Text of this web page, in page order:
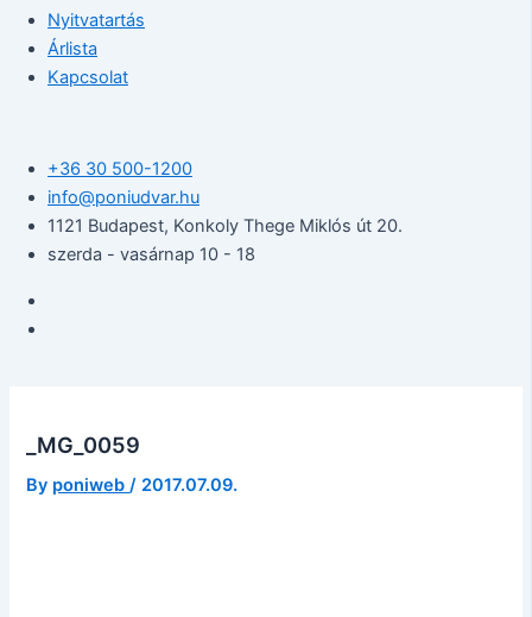
Nyitvatartás
Árlista
Kapcsolat
+36 30 500-1200​
info@poniudvar.hu
1121 Budapest, Konkoly Thege Miklós út 20.
szerda - vasárnap 10 - 18
_MG_0059
By poniweb/ 2017.07.09.